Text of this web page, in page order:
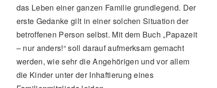
das Leben einer ganzen Familie grundlegend. Der
erste Gedanke gilt in einer solchen Situation der
betroffenen Person selbst. Mit dem Buch „Papazeit
– nur anders!“ soll darauf aufmerksam gemacht
werden, wie sehr die Angehörigen und vor allem
die Kinder unter der Inhaftierung eines